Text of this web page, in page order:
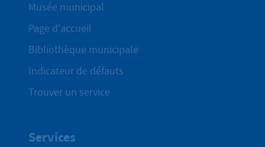
Musée municipal
Page d'accueil
Bibliothèque municipale
Indicateur de défauts
Trouver un service
Services